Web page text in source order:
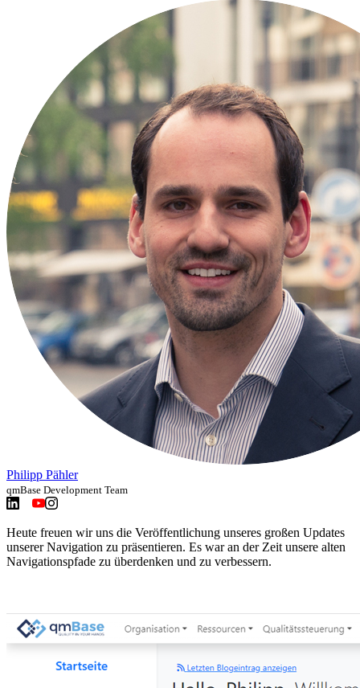
Philipp Pähler
qmBase Development Team
Heute freuen wir uns die Veröffentlichung unseres großen Updates
unserer Navigation zu präsentieren. Es war an der Zeit unsere alten
Navigationspfade zu überdenken und zu verbessern.